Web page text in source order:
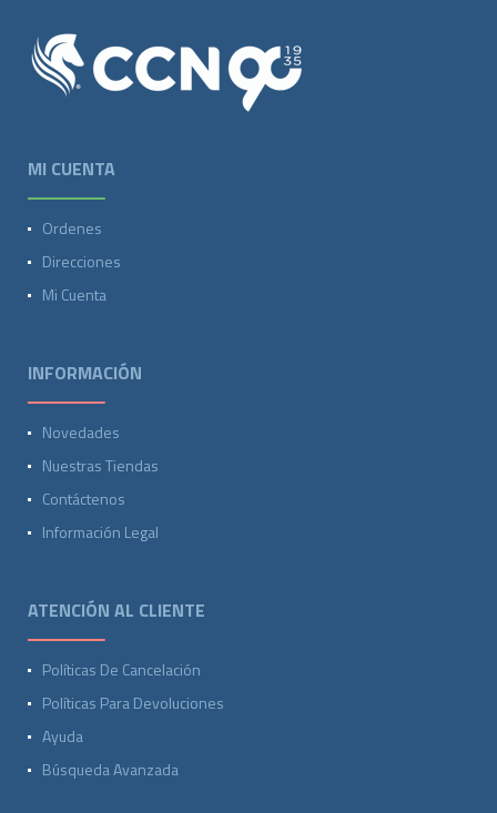
MI CUENTA
Ordenes
Direcciones
Mi Cuenta
INFORMACIÓN
Novedades
Nuestras Tiendas
Contáctenos
Información Legal
ATENCIÓN AL CLIENTE
Políticas De Cancelación
Políticas Para Devoluciones
Ayuda
Búsqueda Avanzada